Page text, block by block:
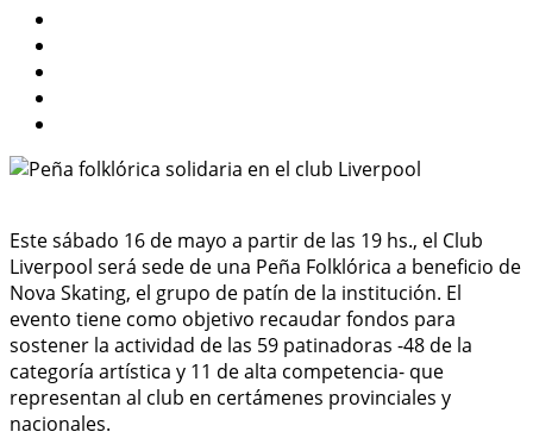
Este sábado 16 de mayo a partir de las 19 hs., el Club
Liverpool será sede de una Peña Folklórica a beneficio de
Nova Skating, el grupo de patín de la institución. El
evento tiene como objetivo recaudar fondos para
sostener la actividad de las 59 patinadoras -48 de la
categoría artística y 11 de alta competencia- que
representan al club en certámenes provinciales y
nacionales.